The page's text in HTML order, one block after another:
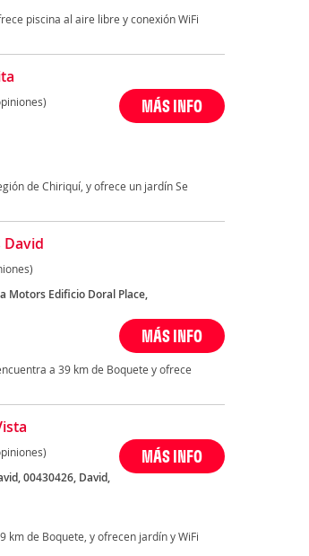
piscina al aire libre y conexión WiFi
MÁS INFO
de Chiriquí, y ofrece un jardín Se
Motors Edificio Doral Place,
MÁS INFO
a 39 km de Boquete y ofrece
00430426, David,
MÁS INFO
km de Boquete, y ofrecen jardín y WiFi